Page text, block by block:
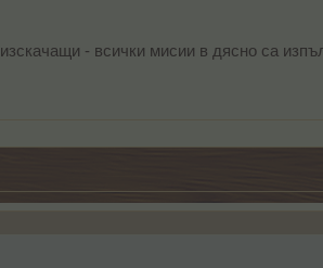
- всички мисии в дясно са